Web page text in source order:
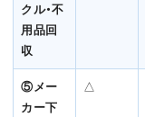
クル・不
用品回
収
⑤メー
カー下
△